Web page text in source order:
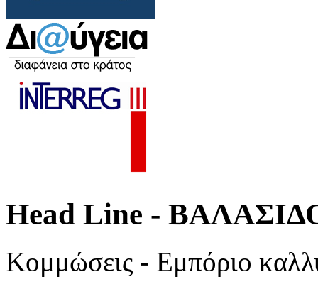
Head Line -
Κομμώσεις - Εμπόριο